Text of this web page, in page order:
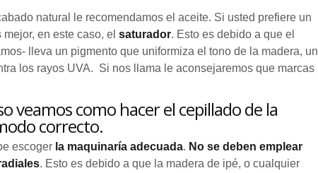
natural le recomendamos el aceite. Si usted prefiere un
mejor, en este caso, el saturador. Esto es debido a que el
lleva un pigmento que uniformiza el tono de la madera, un
los rayos UVA. Si nos llama le aconsejaremos que marcas
veamos como hacer el cepillado de la
correcto.
escoger la maquinaría adecuada. No se deben emplear
. Esto es debido a que la madera de ipé, o cualquier